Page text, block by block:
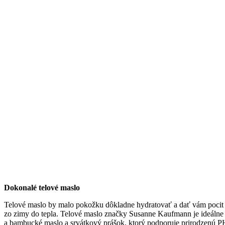
Dokonalé telové maslo
Telové maslo by malo pokožku dôkladne hydratovať a dať vám
zo zimy do tepla. Telové maslo značky Susanne Kaufmann je
a bambucké maslo a srvátkový prášok, ktorý podporuje prirodzenú